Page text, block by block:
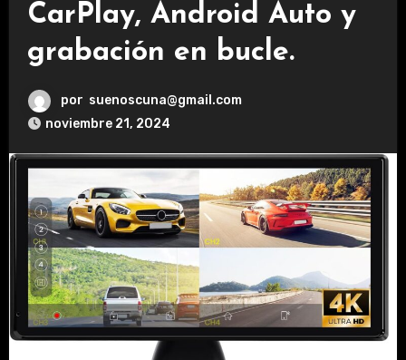
CarPlay, Android Auto y
grabación en bucle.
por suenoscuna@gmail.com
noviembre 21, 2024